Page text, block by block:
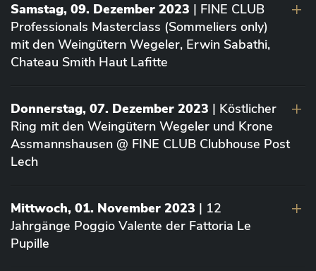
Samstag, 09. Dezember 2023 | FINE CLUB
Professionals Masterclass (Sommeliers only)
mit den Weingütern Wegeler, Erwin Sabathi,
Chateau Smith Haut Lafitte
Donnerstag, 07. Dezember 2023 | Köstlicher
Ring mit den Weingütern Wegeler und Krone
Assmannshausen @ FINE CLUB Clubhouse Post
Lech
Mittwoch, 01. November 2023 | 12
Jahrgänge Poggio Valente der Fattoria Le
Pupille